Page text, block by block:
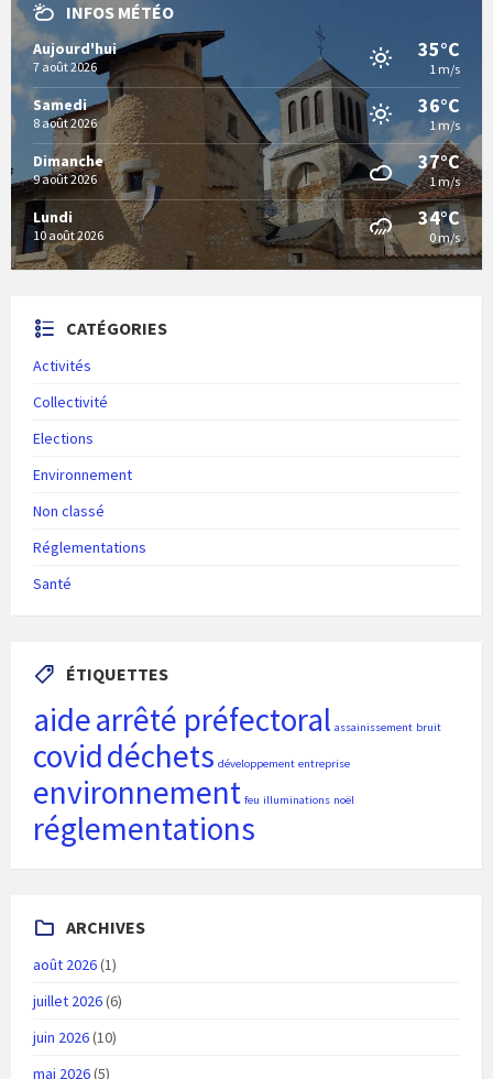
INFOS MÉTÉO
Aujourd'hui
7 août 2026
35°C
1 m/s
Samedi
8 août 2026
36°C
1 m/s
Dimanche
9 août 2026
37°C
1 m/s
Lundi
10 août 2026
34°C
0 m/s
CATÉGORIES
Activités
Collectivité
Elections
Environnement
Non classé
Réglementations
Santé
ÉTIQUETTES
aidearrêté préfectoral assainissement bruit
coviddéchets développement entreprise
environnement feu illuminations noël
réglementations
ARCHIVES
août 2026(1)
juillet 2026(6)
juin 2026(10)
mai 2026(5)